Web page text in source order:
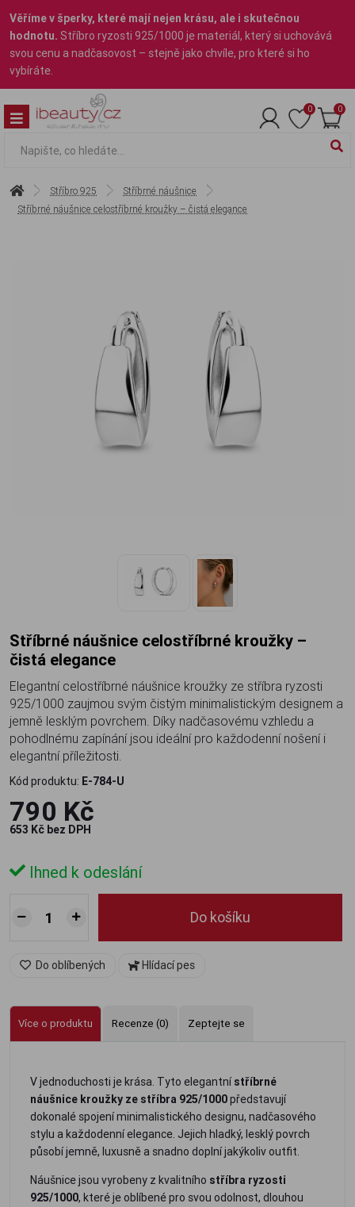
Věříme v šperky, které mají nejen krásu, ale i skutečnou
hodnotu. Stříbro ryzosti 925/1000 je materiál, který si uchovává
svou cenu a nadčasovost – stejně jako chvíle, pro které si ho
vybíráte.
0 0
Stříbro 925
Stříbrné náušnice
Stříbrné náušnice celostříbrné kroužky – čistá elegance
Stříbrné náušnice celostříbrné kroužky –
čistá elegance
Elegantní celostříbrné náušnice kroužky ze stříbra ryzosti
925/1000 zaujmou svým čistým minimalistickým designem a
jemně lesklým povrchem. Díky nadčasovému vzhledu a
pohodlnému zapínání jsou ideální pro každodenní nošení i
elegantní příležitosti.
Kód produktu: E-784-U
790 Kč
653 Kč bez DPH
Ihned k odeslání
Do košíku
Do oblíbených Hlídací pes
Více o produktu Recenze (0) Zeptejte se
V jednoduchosti je krása. Tyto elegantnístříbrné
náušnice kroužky ze stříbra 925/1000představují
dokonalé spojení minimalistického designu, nadčasového
stylu a každodenní elegance. Jejich hladký, lesklý povrch
působí jemně, luxusně a snadno doplní jakýkoliv outfit.
Náušnice jsou vyrobeny z kvalitního stříbra ryzosti
925/1000, které je oblíbené pro svou odolnost, dlouhou